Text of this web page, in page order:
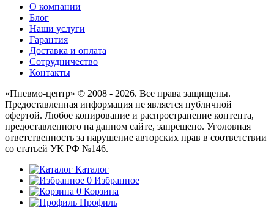
О компании
Блог
Наши услуги
Гарантия
Доставка и оплата
Сотрудничество
Контакты
«Пневмо-центр» © 2008 - 2026. Все права защищены.
Предоставленная информация не является публичной
офертой. Любое копирование и распространение контента,
предоставленного на данном сайте, запрещено. Уголовная
ответственность за нарушение авторских прав в соответствии
со статьей УК РФ №146.
Каталог
0 Избранное
0 Корзина
Профиль